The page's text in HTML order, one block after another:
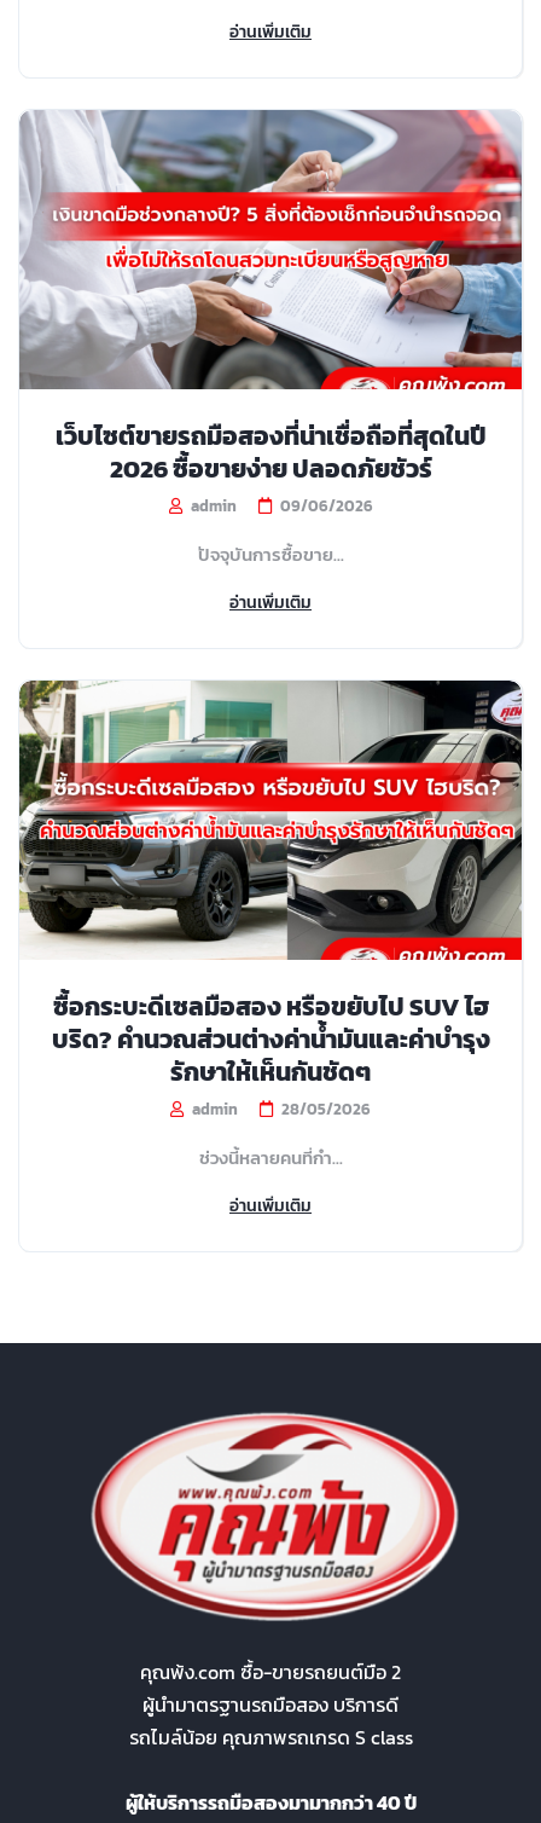
อ่านเพิ่มเติม
เว็บไซต์ขายรถมือสองที่น่าเชื่อถือที่สุดในปี
2026 ซื้อขายง่าย ปลอดภัยชัวร์
admin 09/06/2026
ปัจจุบันการซื้อขาย...
อ่านเพิ่มเติม
ซื้อกระบะดีเซลมือสอง หรือขยับไป SUV ไฮ
บริด? คำนวณส่วนต่างค่าน้ำมันและค่าบำรุง
รักษาให้เห็นกันชัดๆ
admin 28/05/2026
ช่วงนี้หลายคนที่กำ...
อ่านเพิ่มเติม
คุณพ้ง.com ซื้อ-ขายรถยนต์มือ 2
ผู้นำมาตรฐานรถมือสอง บริการดี
รถไมล์น้อย คุณภาพรถเกรด S class
ผู้ให้บริการรถมือสองมามากกว่า 40 ปี